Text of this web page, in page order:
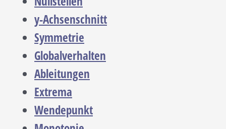
y-Achsenschnitt
Symmetrie
Globalverhalten
Ableitungen
Extrema
Wendepunkt